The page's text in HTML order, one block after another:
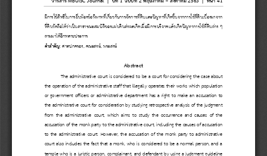
มีการใช้สิทธิในการยื่นฟ้องข้อพิพาทที่เกี่ยวกับการจัดการที่ดินและปัญหาที่เกิดขึ้นจากการใช้ที่ดินเนื่องมาจาก
ที่ดินวัดถือได้ว่าเป็นสาธารณะสมบัติของแผ่นดินส่งผลเกิดเมื่อมีการบริจาคแล้วเกิดปัญหาการใช้ที่ดินต่าง ๆ
ตามมาได้อีกหลายประการ
ค าส าคัญ: ศาลปกครอง คณะสงฆ์, พระสงฆ์
Abstract
The administrative court is considered to be a court for considering the case about
the operation of the administrative staff that illegally operates their works which population
or  government  officers  or  administrative  department  has  a  right  to  make  an  accusation  to
the administrative court for consideration by studying retrospective analysis of the judgment
from  the  administrative  court,  which  aims  to  study  the  occurrence  and  causes  of  the
accusation of the monk party to the administrative court, including the causes of accusation
to  the  administrative  court.  However,  the  accusation  of  the  monk  party  to  administrative
court also includes the fact that a monk, who is considered to be a normal person, and a
temple who is a juristic person, complainant, and defendant by using a judgment guideline